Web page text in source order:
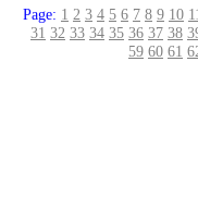
Page: 1 2 3 4 5 6 7 8 9 10
31 32 33 34 35 36 37 38
59 60 61